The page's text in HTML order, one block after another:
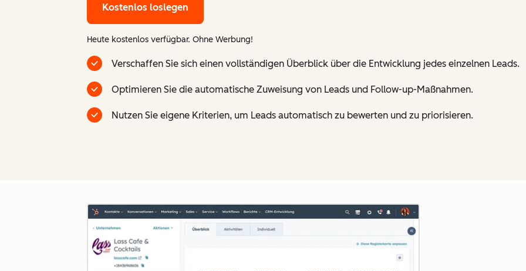
Kostenlos loslegen
Heute kostenlos verfügbar. Ohne Werbung!
Verschaffen Sie sich einen vollständigen Überblick über die Entwicklung jedes einzelnen Leads.
Optimieren Sie die automatische Zuweisung von Leads und Follow-up-Maßnahmen.
Nutzen Sie eigene Kriterien, um Leads automatisch zu bewerten und zu priorisieren.